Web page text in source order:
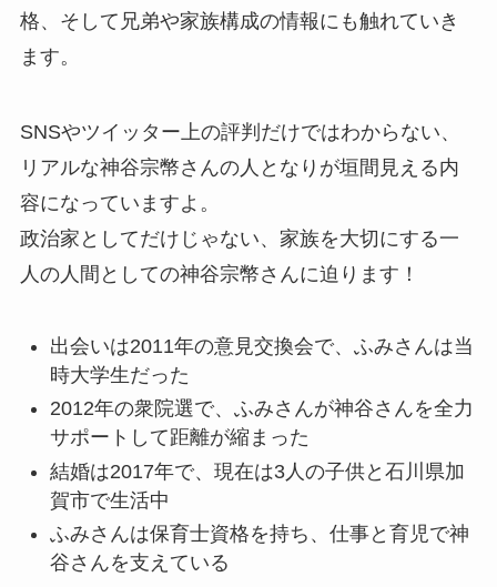
格、そして兄弟や家族構成の情報にも触れていき
ます。
SNSやツイッター上の評判だけではわからない、
リアルな神谷宗幣さんの人となりが垣間見える内
容になっていますよ。
政治家としてだけじゃない、家族を大切にする一
人の人間としての神谷宗幣さんに迫ります！
出会いは2011年の意見交換会で、ふみさんは当
時大学生だった
2012年の衆院選で、ふみさんが神谷さんを全力
サポートして距離が縮まった
結婚は2017年で、現在は3人の子供と石川県加
賀市で生活中
ふみさんは保育士資格を持ち、仕事と育児で神
谷さんを支えている